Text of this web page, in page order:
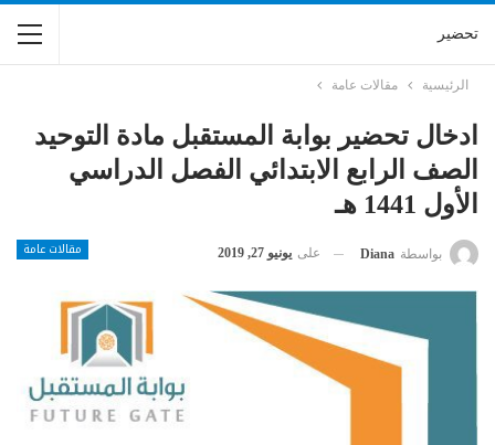
تحضير
الرئيسية مقالات عامة
ادخال تحضير بوابة المستقبل مادة التوحيد
الصف الرابع الابتدائي الفصل الدراسي
الأول 1441 هـ
مقالات عامة بواسطة Diana على يونيو 27, 2019